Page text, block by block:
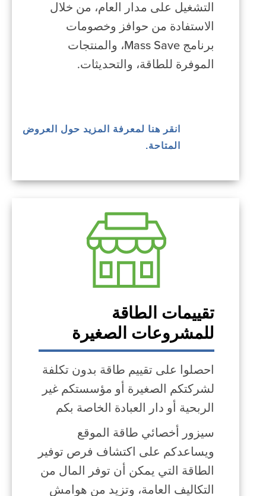
التشغيل على مدار العام، من خلال
الاستفادة من حوافز وخصومات
برنامج Mass Save، والمنتجات
الموفرة للطاقة، والتحديثات.
انقر هنا لمعرفة المزيد حول العروض
المتاحة.
تقييمات الطاقة
للمشروعات الصغيرة
احصلوا على تقييم طاقة بدون تكلفة
لشركتكم الصغيرة أو مؤسستكم غير
الربحية أو دار العبادة الخاصة بكم
سيزور أخصائي طاقة الموقع
ويساعدكم على اكتشاف فرص توفير
الطاقة التي يمكن أن توفر المال من
التكاليف العامة، وتزيد من هوامش